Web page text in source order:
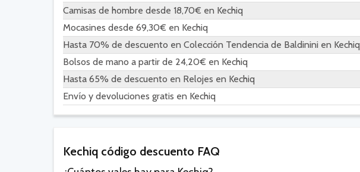
Camisas de hombre desde 18,70€ en Kechiq
Mocasines desde 69,30€ en Kechiq
Hasta 70% de descuento en Colección Tendencia de Baldinini en Kechiq
Bolsos de mano a partir de 24,20€ en Kechiq
Hasta 65% de descuento en Relojes en Kechiq
Envío y devoluciones gratis en Kechiq
Kechiq código descuento FAQ